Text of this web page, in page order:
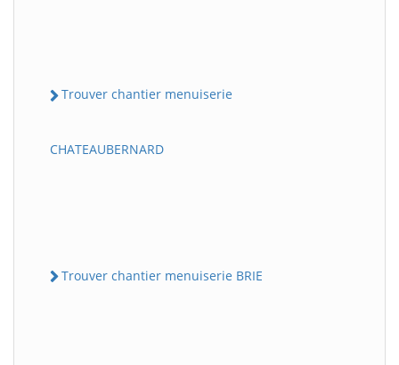
Trouver chantier menuiserie
CHATEAUBERNARD
Trouver chantier menuiserie BRIE